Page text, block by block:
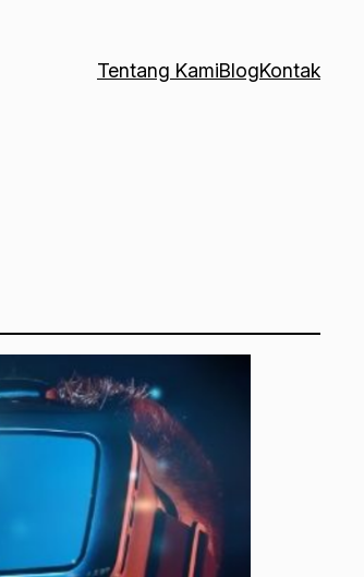
Tentang KamiBlogKontak